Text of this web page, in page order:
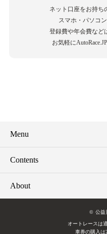
ネット口座をお持ち
スマホ・パソコ
登録費や年会費など
お気軽に
Menu
Contents
About
© 公益
オートレースは
車券の購入は